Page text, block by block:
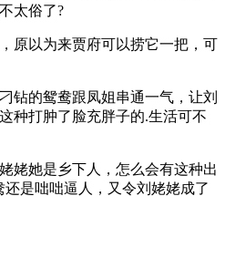
太俗了?
原以为来贾府可以捞它一把，可
钻的鸳鸯跟凤姐串通一气，让刘
种打肿了脸充胖子的.生活可不
姥她是乡下人，怎么会有这种出
是咄咄逼人，又令刘姥姥成了